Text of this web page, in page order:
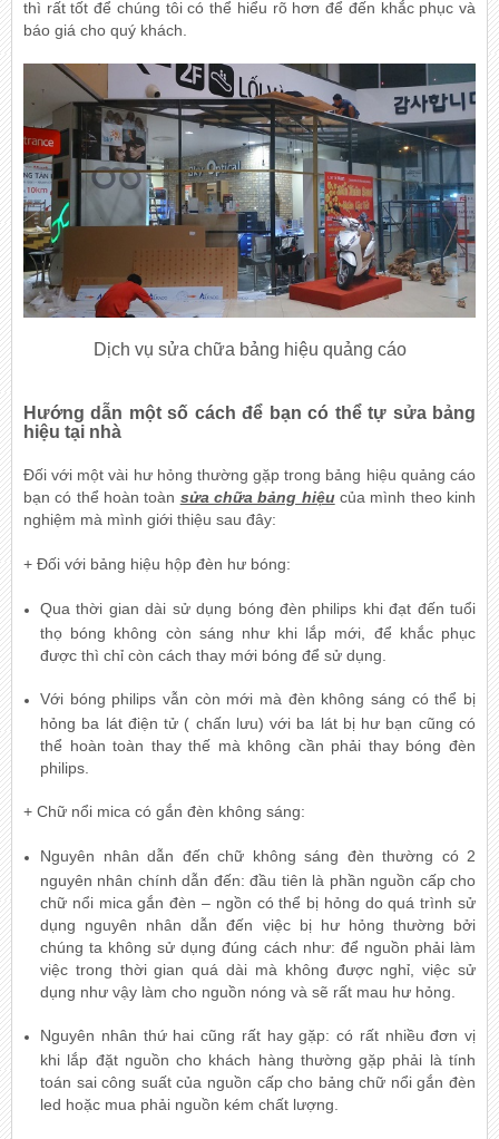
thì rất tốt để chúng tôi có thể hiểu rõ hơn để đến khắc phục và
báo giá cho quý khách.
Dịch vụ sửa chữa bảng hiệu quảng cáo
Hướng dẫn một số cách để bạn có thể tự sửa bảng
hiệu tại nhà
Đối với một vài hư hỏng thường gặp trong bảng hiệu quảng cáo
bạn có thể hoàn toàn sửa chữa bảng hiệucủa mình theo kinh
nghiệm mà mình giới thiệu sau đây:
+ Đối với bảng hiệu hộp đèn hư bóng:
Qua thời gian dài sử dụng bóng đèn philips khi đạt đến tuổi
thọ bóng không còn sáng như khi lắp mới, để khắc phục
được thì chỉ còn cách thay mới bóng để sử dụng.
Với bóng philips vẫn còn mới mà đèn không sáng có thể bị
hỏng ba lát điện tử ( chấn lưu) với ba lát bị hư bạn cũng có
thể hoàn toàn thay thế mà không cần phải thay bóng đèn
philips.
+ Chữ nổi mica có gắn đèn không sáng:
Nguyên nhân dẫn đến chữ không sáng đèn thường có 2
nguyên nhân chính dẫn đến: đầu tiên là phần nguồn cấp cho
chữ nổi mica gắn đèn – ngồn có thể bị hỏng do quá trình sử
dụng nguyên nhân dẫn đến việc bị hư hỏng thường bởi
chúng ta không sử dụng đúng cách như: để nguồn phải làm
việc trong thời gian quá dài mà không được nghỉ, việc sử
dụng như vậy làm cho nguồn nóng và sẽ rất mau hư hỏng.
Nguyên nhân thứ hai cũng rất hay gặp: có rất nhiều đơn vị
khi lắp đặt nguồn cho khách hàng thường gặp phải là tính
toán sai công suất của nguồn cấp cho bảng chữ nổi gắn đèn
led hoặc mua phải nguồn kém chất lượng.